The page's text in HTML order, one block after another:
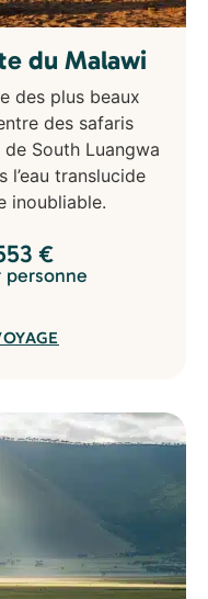
du Malawi
des plus beaux
des safaris
South Luangwa
l’eau translucide
inoubliable.
€
personne